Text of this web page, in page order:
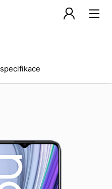
specifikace